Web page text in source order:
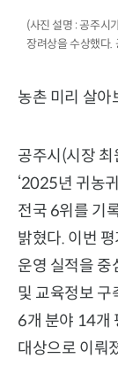
(사진 설명 : 공주시
장려상을 수상했다.
농촌 미리 살아
공주시(시장
‘2025년 귀농
전국 6위를 기
밝혔다. 이번
운영 실적을 중
및 교육정보 구
6개 분야 14개
대상으로 이뤄